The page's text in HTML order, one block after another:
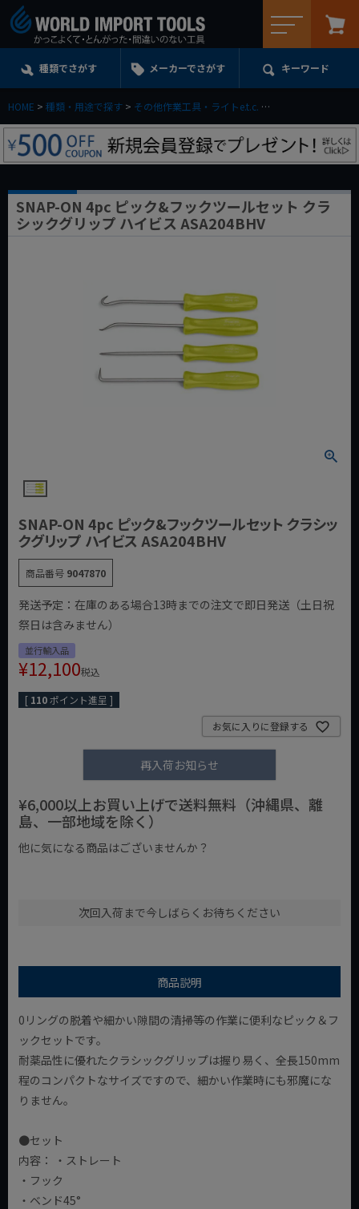
種類でさがす メーカーでさがす キーワード
HOME 種類・用途で探す その他作業工具・ライトe.t.c.
SNAP-ON 4pc ピック&フックツールセット クラ
シックグリップ ハイビス ASA204BHV
SNAP-ON 4pc ピック&フックツールセット クラシッ
クグリップ ハイビス ASA204BHV
商品番号 9047870
発送予定：在庫のある場合13時までの注文で即日発送（土日祝
祭日は含みません）
並行輸入品
¥12,100税込
[ 110ポイント進呈 ]
お気に入りに登録する
再入荷お知らせ
¥6,000以上お買い上げで送料無料（沖縄県、離
島、一部地域を除く）
他に気になる商品はございませんか？
次回入荷まで今しばらくお待ちください
商品説明
0リングの脱着や細かい隙間の清掃等の作業に便利なピック＆フ
ックセットです。
耐薬品性に優れたクラシックグリップは握り易く、全長150mm
程のコンパクトなサイズですので、細かい作業時にも邪魔にな
りません。
●セット
内容： ・ストレート
・フック
・ベンド45°